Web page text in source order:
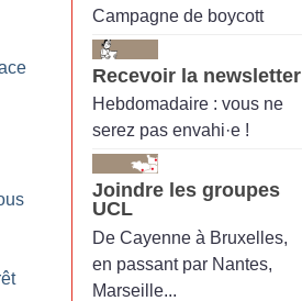
Campagne de boycott
Recevoir la newsletter
Hebdomadaire : vous ne
serez pas envahi·e !
Joindre les groupes
UCL
De Cayenne à Bruxelles,
en passant par Nantes,
Marseille...